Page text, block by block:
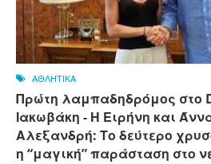
ΑΘΛΗΤΙΚΑ
Πρώτη λαμπαδηδρόμος στο
Ιακωβάκη - Η Ειρήνη και
Αλεξανδρή: Το δεύτερο
η “μαγική” παράσταση στο